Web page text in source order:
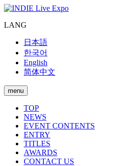
LANG
日本語
한국어
English
简体中文
menu
TOP
NEWS
EVENT CONTENTS
ENTRY
TITLES
AWARDS
CONTACT US